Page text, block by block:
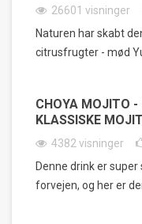
26601 visninger
Naturen har skabt
citrusfrugter - mød
CHOYA MOJITO -
KLASSISKE
4382 visninger
Denne drink er
forvejen, og her er